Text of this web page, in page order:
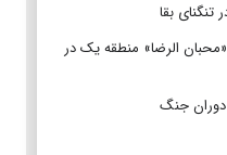
تنگنای بقا
الرضا» منطقه یک در
جنگ